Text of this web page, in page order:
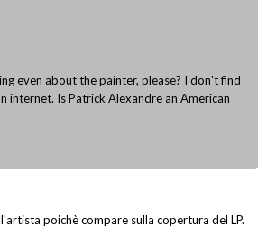
even about the painter, please? I don't find
internet. Is Patrick Alexandre an American
poichè compare sulla copertura del LP.